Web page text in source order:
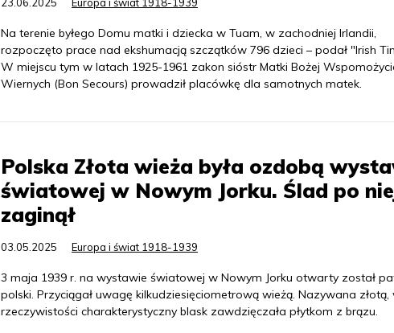
Na terenie byłego Domu matki i dziecka w Tuam, w zachodniej Irlandii,
rozpoczęto prace nad ekshumacją szczątków 796 dzieci – podał "Irish
W miejscu tym w latach 1925-1961 zakon sióstr Matki Bożej
Wiernych (Bon Secours) prowadził placówkę dla samotnych matek.
Polska Złota wieża była ozdobą
światowej w Nowym Jorku. Ślad po
zaginął
03.05.2025 Europa i świat 1918-1939
3 maja 1939 r. na wystawie światowej w Nowym Jorku otwarty został
polski. Przyciągał uwagę kilkudziesięciometrową wieżą. Nazywana złotą,
rzeczywistości charakterystyczny blask zawdzięczała płytkom z brązu.